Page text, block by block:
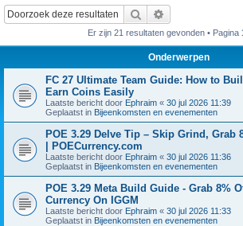
Zoek
Er zijn 21 resultaten gevonden • Pagina
Onderwerpen
FC 27 Ultimate Team Guide: How to
Earn Coins Easily
Laatste bericht door Ephraim « 30 jul 2026 11:39
Geplaatst in Bijeenkomsten en evenementen
POE 3.29 Delve Tip – Skip Grind, Grab
| POECurrency.com
Laatste bericht door Ephraim « 30 jul 2026 11:36
Geplaatst in Bijeenkomsten en evenementen
POE 3.29 Meta Build Guide - Grab 8%
Currency On IGGM
Laatste bericht door Ephraim « 30 jul 2026 11:33
Geplaatst in Bijeenkomsten en evenementen